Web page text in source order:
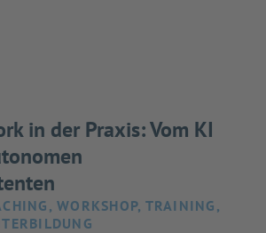
in der Praxis: Vom KI
WORKSHOP, TRAINING,